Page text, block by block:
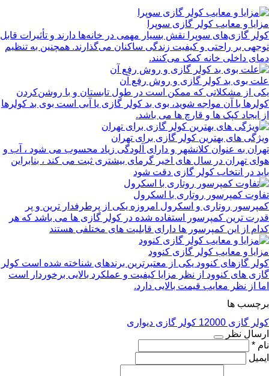
مزایا و معایب کولر گازی سوپرا
کولر گازی‌های سوپرا نقش بسیار مهمی در خانه‌ها دارند و تأثیرات قابل
توجهی بر راحتی و کیفیت زندگی ساکنان می‌گذارند. همچنین به تنظیم
دمای داخلی خانه کمک می‌کنند.
علت بوی بد کولر گازی و روش رفع آن
یکی از مشکلاتی که ممکن است در طول تابستان و با روشن‌کردن
کولرها با آن‌ مواجه شوید، بوی بد کولر گازی یا آبی است بوی بد کولرها
از ایجاد کپک ها و قارچ ها می باشد.
ویژگی های بهترین کولر گازی برای تهران
تهران به عنوان کلانشهر و دارای آلودگی زیاد محسوب می شود ، آب و
هوای تهران در سال های اخیر گرمای بیشتری ثبت می کند ، بنابراین
باید در انتخاب کولر گازی دقت شود
تفاوت کمپرسور روتاری با اسکرول
کمپرسور روتاری و اسکرول امروزه یکی از پرطرفدار ترین و پر
قدرت ترین کمپرسور استفاده شده در کولر گازی ها می باشد که هر
کدام از این کمپرسور ها دارای قابلیت های مختلفی هستند
مزایا و معایب کولر گازی کنوود
کولر گازهای کنوود یکی از معتبرترین برندهای شناخته شده است کولر
گازی های کنوود از نظر مزایا کیفیت و عملکرد بالایی برخوردار است
اما از نظر معایب قیمت بالایی دارد.
برچسب ها
کولر گازی 12000
کولر گازی دیواری
ارسال نظر
نام *
ایمیل